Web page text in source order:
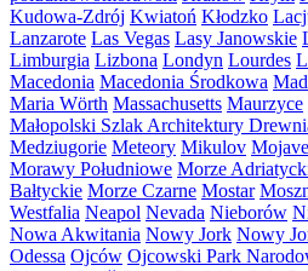
Kudowa-Zdrój Kwiatoń Kłodzko
Lanzarote Las Vegas Lasy Janowskie
Limburgia Lizbona Londyn Lourdes
Macedonia Macedonia Środkowa
Maria Wörth Massachusetts Maurzyce
Małopolski Szlak Architektury
Medziugorie Meteory Mikulov Mojave
Morawy Południowe Morze
Bałtyckie Morze Czarne Mostar
Westfalia Neapol Nevada Nieborów
Nowa Akwitania Nowy Jork Nowy
Odessa Ojców Ojcowski Park